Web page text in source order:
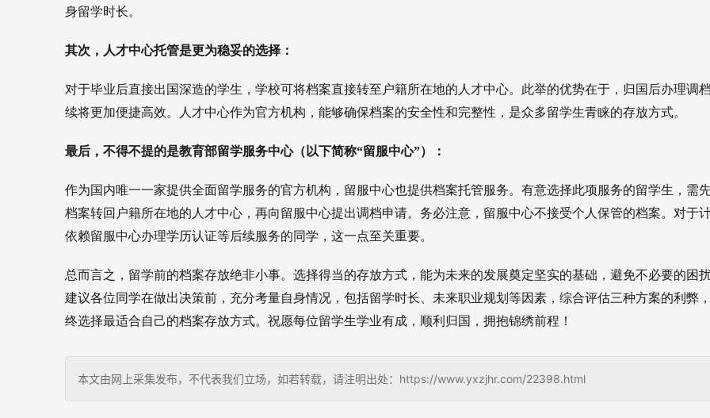
身留学时长。
其次，人才中心托管是更为稳妥的选择：
对于毕业后直接出国深造的学生，学校可将档案直接转至户籍所在地的人才中心。此举的优势在于，归国后办理调
续将更加便捷高效。人才中心作为官方机构，能够确保档案的安全性和完整性，是众多留学生青睐的存放方式。
最后，不得不提的是教育部留学服务中心（以下简称“留服中心”）：
作为国内唯一一家提供全面留学服务的官方机构，留服中心也提供档案托管服务。有意选择此项服务的留学生，需
档案转回户籍所在地的人才中心，再向留服中心提出调档申请。务必注意，留服中心不接受个人保管的档案。对于
依赖留服中心办理学历认证等后续服务的同学，这一点至关重要。
总而言之，留学前的档案存放绝非小事。选择得当的存放方式，能为未来的发展奠定坚实的基础，避免不必要的困
建议各位同学在做出决策前，充分考量自身情况，包括留学时长、未来职业规划等因素，综合评估三种方案的利弊
终选择最适合自己的档案存放方式。祝愿每位留学生学业有成，顺利归国，拥抱锦绣前程！
本文由网上采集发布，不代表我们立场，如若转载，请注明出处：https://www.yxzjhr.com/22398.html